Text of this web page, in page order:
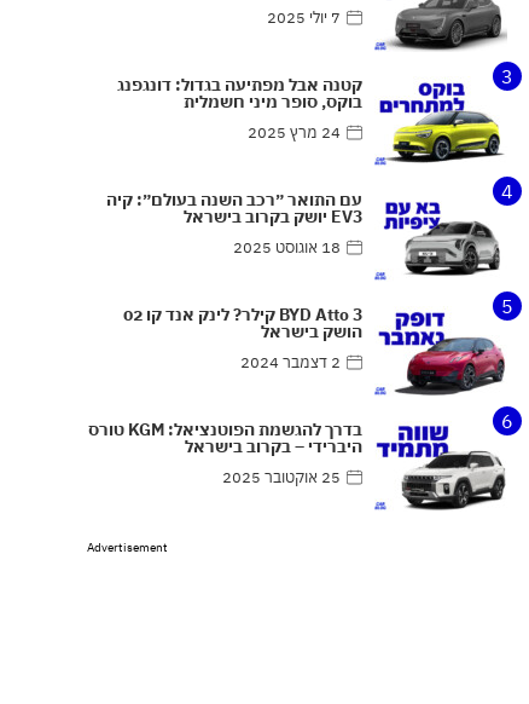
7 יולי 2025
3 קטנה אבל מפתיעה בגדול: דונגפנג
בוקס, סופר מיני חשמלית
24 מרץ 2025
4 עם התואר ״רכב השנה בעולם״: קיה
EV3 יושק בקרוב בישראל
18 אוגוסט 2025
5 BYD Atto 3 קילר? לינק אנד קו 02
הושק בישראל
2 דצמבר 2024
6 בדרך להגשמת הפוטנציאל: KGM טורס
היברידי – בקרוב בישראל
25 אוקטובר 2025
Advertisement